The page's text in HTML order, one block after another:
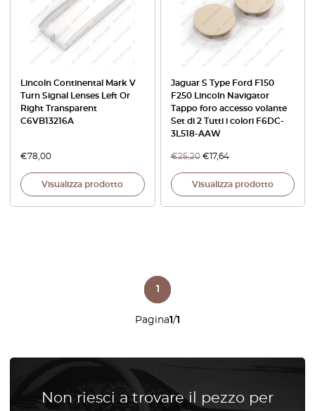
Lincoln Continental Mark V
Turn Signal Lenses Left Or
Right Transparent
C6VB13216A
€78,00
Visualizza prodotto
Jaguar S Type Ford F150
F250 Lincoln Navigator
Tappo foro accesso volante
Set di 2 Tutti i colori F6DC-
3L518-AAW
€25,20 €17,64
Visualizza prodotto
Pagina1/1
1
Non riesci a trovare il pezzo per